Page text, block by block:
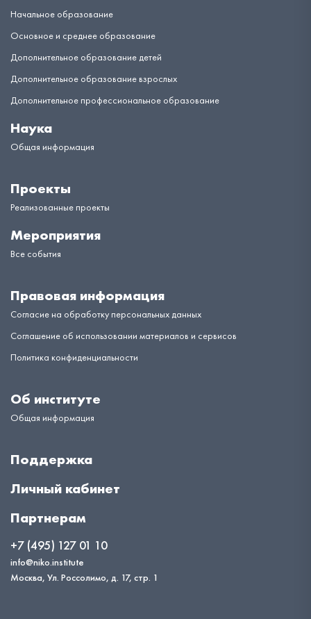
Начальное образование
Основное и среднее образование
Дополнительное образование детей
Дополнительное образование взрослых
Дополнительное профессиональное образование
Наука
Общая информация
Проекты
Реализованные проекты
Мероприятия
Все события
Правовая информация
Согласие на обработку персональных данных
Соглашение об использовании материалов и сервисов
Политика конфиденциальности
Об институте
Общая информация
Поддержка
Личный кабинет
Партнерам
+7 (495) 127 01 10
info@niko.institute
Москва, Ул. Россолимо, д. 17, стр. 1